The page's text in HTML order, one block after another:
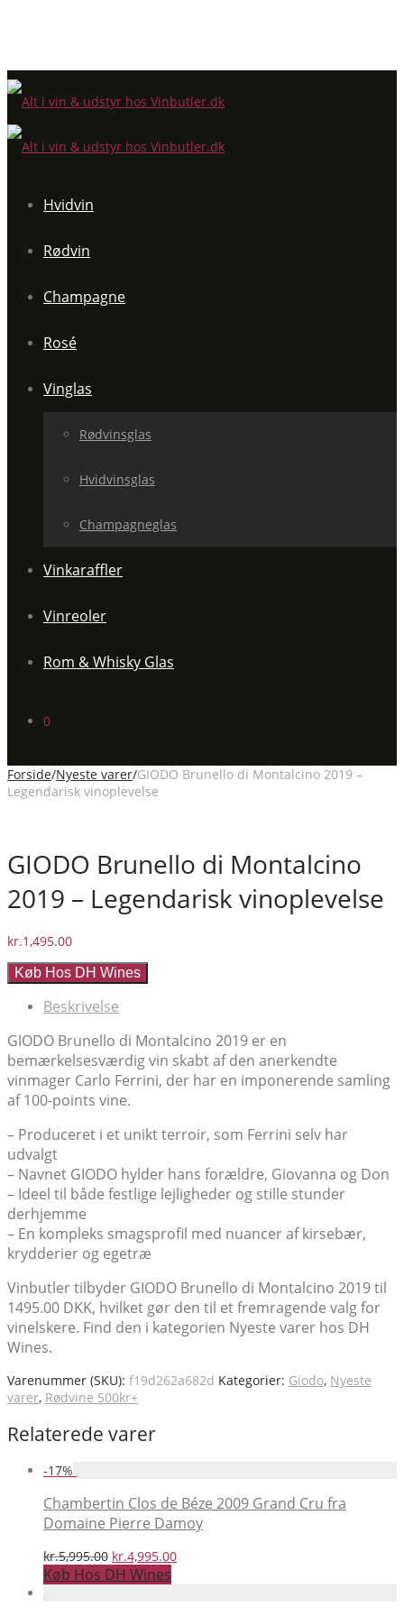
Hvidvin
Rødvin
Champagne
Rosé
Vinglas
Rødvinsglas
Hvidvinsglas
Champagneglas
Vinkaraffler
Vinreoler
Rom & Whisky Glas
0
Forside/Nyeste varer/GIODO Brunello di Montalcino 2019 –
Legendarisk vinoplevelse
GIODO Brunello di Montalcino
2019 – Legendarisk vinoplevelse
kr.1,495.00
Køb Hos DH Wines
Beskrivelse
GIODO Brunello di Montalcino 2019 er en
bemærkelsesværdig vin skabt af den anerkendte
vinmager Carlo Ferrini, der har en imponerende samling
af 100-points vine.
– Produceret i et unikt terroir, som Ferrini selv har
udvalgt
– Navnet GIODO hylder hans forældre, Giovanna og Don
– Ideel til både festlige lejligheder og stille stunder
derhjemme
– En kompleks smagsprofil med nuancer af kirsebær,
krydderier og egetræ
Vinbutler tilbyder GIODO Brunello di Montalcino 2019 til
1495.00 DKK, hvilket gør den til et fremragende valg for
vinelskere. Find den i kategorien Nyeste varer hos DH
Wines.
Varenummer (SKU): f19d262a682d Kategorier: Giodo, Nyeste
varer, Rødvine 500kr+
Relaterede varer
-17%
Chambertin Clos de Béze 2009 Grand Cru fra
Domaine Pierre Damoy
kr.5,995.00 Den
oprindelige
pris
kr.4,995.00Den
Køb Hos DH Wines